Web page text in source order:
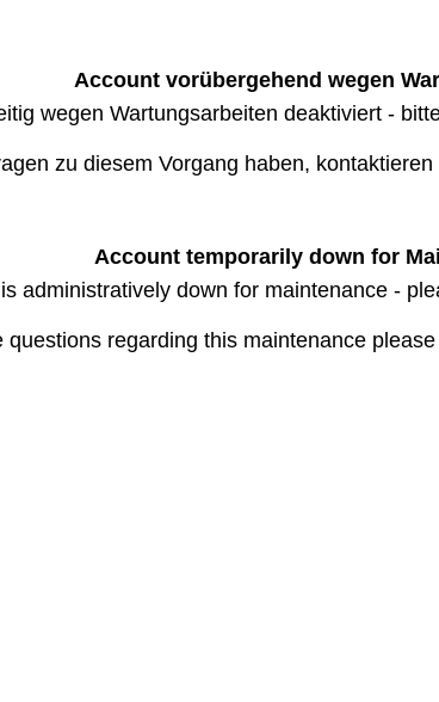
Account vorübergehend wegen
wegen Wartungsarbeiten deaktiviert -
zu diesem Vorgang haben,
Account temporarily down for
administratively down for maintenance -
questions regarding this maintenance